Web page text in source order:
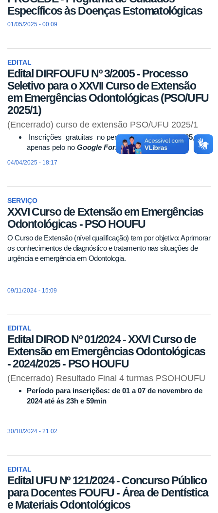
Específicos às Doenças Estomatológicas
01/05/2025 - 00:09
EDITAL
Edital DIRFOUFU Nº 3/2005 - Processo
Seletivo para o XXVII Curso de Extensão
em Emergências Odontológicas (PSO/UFU
2025/1)
(Encerrado) curso de extensão PSO/UFU 2025/1
Inscrições gratuitas no período de04 a 09/04/2025,
apenas pelo no Google Forms:link:
04/04/2025 - 18:17
SERVIÇO
XXVI Curso de Extensão em Emergências
Odontológicas - PSO HOUFU
O Curso de Extensão (nível qualificação) tem por objetivo: Aprimorar
os conhecimentos de diagnóstico e tratamento nas situações de
urgência e emergência em Odontologia.
09/11/2024 - 15:09
EDITAL
Edital DIROD Nº 01/2024 - XXVI Curso de
Extensão em Emergências Odontológicas
- 2024/2025 - PSO HOUFU
(Encerrado) Resultado Final 4 turmas PSOHOUFU
Período para inscrições: de 01 a 07 de novembro de
2024 até ás 23h e 59min
30/10/2024 - 21:02
EDITAL
Edital UFU Nº 121/2024 - Concurso Público
para Docentes FOUFU - Área de Dentística
e Materiais Odontológicos